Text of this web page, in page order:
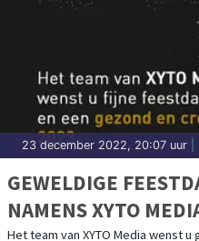
23 december 2022, 20:07 uur
GEWELDIGE
NAMENS XYTO
Het team van XYTO Media wenst